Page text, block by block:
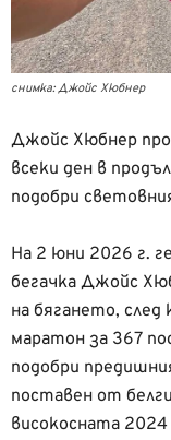
снимка: Джойс Хюбнер
Джойс Хюбнер
всеки ден в
подобри
На 2 юни 2026 г.
бегачка Джойс
на бягането,
маратон за 367
подобри
поставен от
високосната